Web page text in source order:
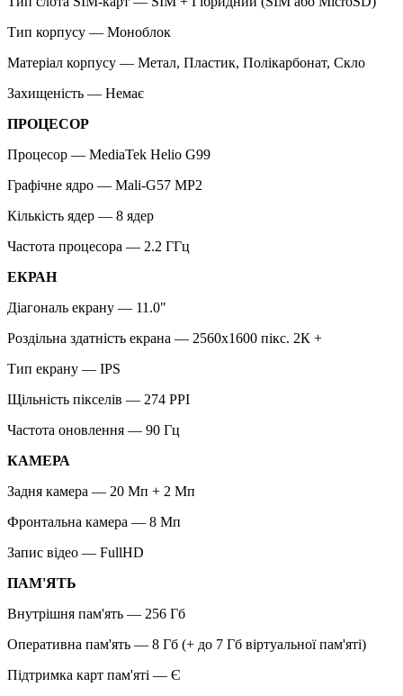
Тип корпусу — Моноблок
Матеріал корпусу — Метал, Пластик, Полікарбонат, Скло
Захищеність — Немає
ПРОЦЕСОР
Процесор — MediaTek Helio G99
Графічне ядро — Mali-G57 MP2
Кількість ядер — 8 ядер
Частота процесора — 2.2 ГГц
ЕКРАН
Діагональ екрану — 11.0"
Роздільна здатність екрана — 2560x1600 пікс. 2К +
Тип екрану — IPS
Щільність пікселів — 274 PPI
Частота оновлення — 90 Гц
КАМЕРА
Задня камера — 20 Мп + 2 Мп
Фронтальна камера — 8 Мп
Запис відео — FullHD
ПАМ'ЯТЬ
Внутрішня пам'ять — 256 Гб
Оперативна пам'ять — 8 Гб (+ до 7 Гб віртуальної пам'яті)
Підтримка карт пам'яті — Є